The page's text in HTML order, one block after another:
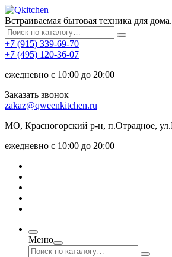
Встраиваемая бытовая техника для
+7 (915) 339-69-70
+7 (495) 120-36-07
ежедневно с 10:00 до 20:00
Заказать звонок
zakaz@qweenkitchen.ru
МО, Красногорский р-н, п.Отрадное,
ежедневно с 10:00 до 20:00
Меню